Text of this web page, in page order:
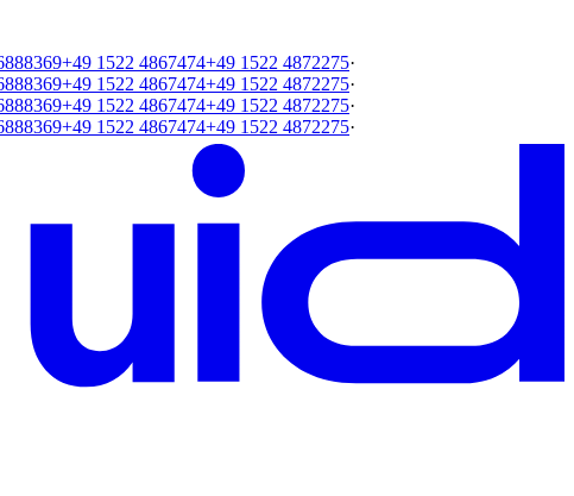
+49 1522 4867474+49 1522 4872275·
+49 1522 4867474+49 1522 4872275·
+49 1522 4867474+49 1522 4872275·
+49 1522 4867474+49 1522 4872275·